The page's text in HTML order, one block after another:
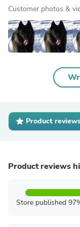
Customer photos &
Product
Product reviews
Store published